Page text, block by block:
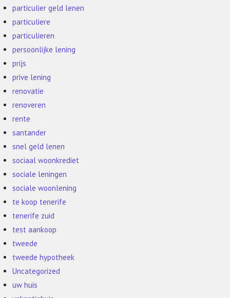
particulier geld lenen
particuliere
particulieren
persoonlijke lening
prijs
prive lening
renovatie
renoveren
rente
santander
snel geld lenen
sociaal woonkrediet
sociale leningen
sociale woonlening
te koop tenerife
tenerife zuid
test aankoop
tweede
tweede hypotheek
Uncategorized
uw huis